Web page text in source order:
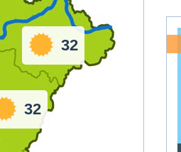
32
32